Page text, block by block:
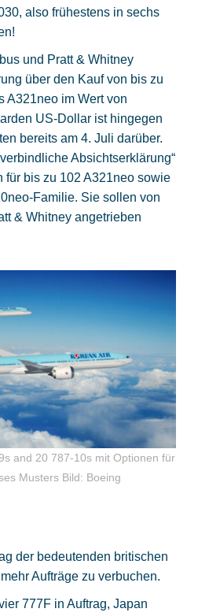
also frühestens in sechs
und Pratt & Whitney
über den Kauf von bis zu
A321neo im Wert von
US-Dollar ist hingegen
bereits am 4. Juli darüber.
Absichtserklärung“
für bis zu 102 A321neo sowie
Familie. Sie sollen von
& Whitney angetrieben
and 20 787-10s mit Optionen für
MustersBild: Boeing
der bedeutenden britischen
Aufträge zu verbuchen.
777F in Auftrag, Japan